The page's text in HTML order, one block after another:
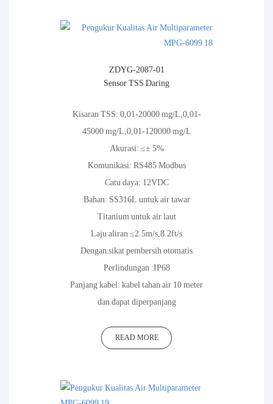
ZDYG-2087-01
Sensor TSS Daring
Kisaran TSS: 0,01-20000 mg/L,0,01-
45000 mg/L,0,01-120000 mg/L
Akurasi: ≤± 5%
Komunikasi: RS485 Modbus
Catu daya: 12VDC
Bahan: SS316L untuk air tawar
Titanium untuk air laut
Laju aliran ≤2.5m/s,8.2ft/s
Dengan sikat pembersih otomatis
Perlindungan :IP68
Panjang kabel: kabel tahan air 10 meter
dan dapat diperpanjang
READ MORE